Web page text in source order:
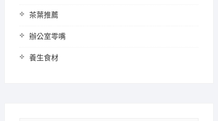
茶葉推薦
辦公室零嘴
養生食材